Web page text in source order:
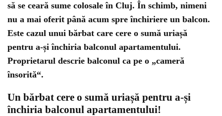
să se ceară sume colosale în Cluj. În schimb, nimeni
nu a mai oferit până acum spre închiriere un balcon.
Este cazul unui bărbat care cere o sumă uriașă
pentru a-și închiria balconul apartamentului.
Proprietarul descrie balconul ca pe o „cameră
însorită“.
Un bărbat cere o sumă uriașă pentru a-și
închiria balconul apartamentului!